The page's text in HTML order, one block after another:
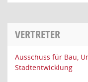
VERTRETER
Ausschuss für Bau,
Stadtentwicklung